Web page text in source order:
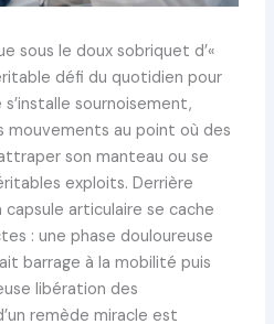
sous le doux sobriquet d’«
défi du quotidien pour
sournoisement,
mouvements au point où des
son manteau ou se
exploits. Derrière
articulaire se cache
: une phase douloureuse
barrage à la mobilité puis
libération des
remède miracle est